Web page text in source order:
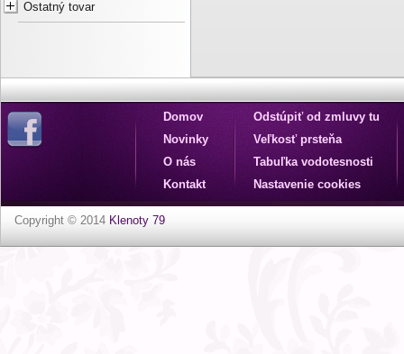
Ostatný tovar
Domov
Novinky
O nás
Kontakt
Odstúpiť od zmluvy tu
Veľkosť prsteňa
Tabuľka vodotesnosti
Nastavenie cookies
Copyright © 2014 Klenoty 79